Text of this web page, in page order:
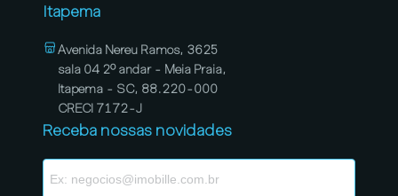
Itapema
Avenida Nereu Ramos, 3625
sala 04 2º andar - Meia Praia,
Itapema - SC, 88.220-000
CRECI 7172-J
Receba nossas novidades